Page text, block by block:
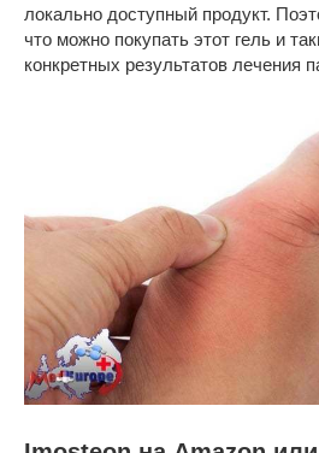
локально доступный продукт.
что можно покупать этот гель и
конкретных результатов лечения